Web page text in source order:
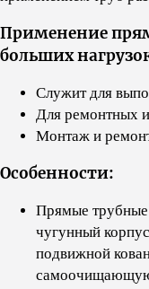
Применение
больших
Служит для
Для ремонтных
Монтаж и
Особенности:
Прямые
чугунный
подвижной